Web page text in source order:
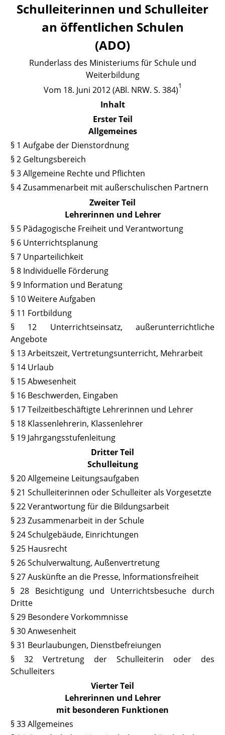
Schulleiterinnen und Schulleiter
an öffentlichen Schulen
(ADO)
Runderlass des Ministeriums für Schule und
Weiterbildung
Vom 18. Juni 2012 (ABl. NRW. S. 384)1
Inhalt
Erster Teil
Allgemeines
§ 1 Aufgabe der Dienstordnung
§ 2 Geltungsbereich
§ 3 Allgemeine Rechte und Pflichten
§ 4 Zusammenarbeit mit außerschulischen Partnern
Zweiter Teil
Lehrerinnen und Lehrer
§ 5 Pädagogische Freiheit und Verantwortung
§ 6 Unterrichtsplanung
§ 7 Unparteilichkeit
§ 8 Individuelle Förderung
§ 9 Information und Beratung
§ 10 Weitere Aufgaben
§ 11 Fortbildung
§ 12 Unterrichtseinsatz, außerunterrichtliche
Angebote
§ 13 Arbeitszeit, Vertretungsunterricht, Mehrarbeit
§ 14 Urlaub
§ 15 Abwesenheit
§ 16 Beschwerden, Eingaben
§ 17 Teilzeitbeschäftigte Lehrerinnen und Lehrer
§ 18 Klassenlehrerin, Klassenlehrer
§ 19 Jahrgangsstufenleitung
Dritter Teil
Schulleitung
§ 20 Allgemeine Leitungsaufgaben
§ 21 Schulleiterinnen oder Schulleiter als Vorgesetzte
§ 22 Verantwortung für die Bildungsarbeit
§ 23 Zusammenarbeit in der Schule
§ 24 Schulgebäude, Einrichtungen
§ 25 Hausrecht
§ 26 Schulverwaltung, Außenvertretung
§ 27 Auskünfte an die Presse, Informationsfreiheit
§ 28 Besichtigung und Unterrichtsbesuche durch
Dritte
§ 29 Besondere Vorkommnisse
§ 30 Anwesenheit
§ 31 Beurlaubungen, Dienstbefreiungen
§ 32 Vertretung der Schulleiterin oder des
Schulleiters
Vierter Teil
Lehrerinnen und Lehrer
mit besonderen Funktionen
§ 33 Allgemeines